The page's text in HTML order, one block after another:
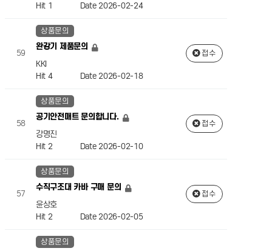
Hit 1 Date 2026-02-24
59
상품문의
완강기 제품문의
KKI
Hit 4 Date 2026-02-18
접수
58
상품문의
공기안전매트 문의합니다.
강명진
Hit 2 Date 2026-02-10
접수
57
상품문의
수직구조대 카바 구매 문의
윤상호
Hit 2 Date 2026-02-05
접수
상품문의